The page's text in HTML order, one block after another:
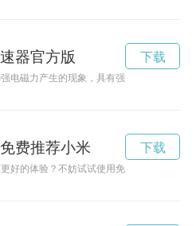
器官方版
电磁力产生的现象，具有强大的威力和高
下载
费推荐小米
好的体验？不妨试试使用免费推荐的游戏
下载